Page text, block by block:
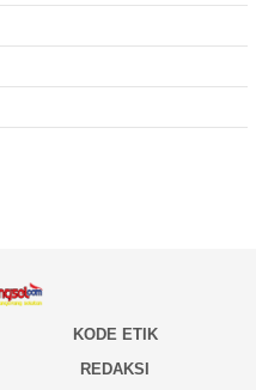
KODE ETIK
REDAKSI